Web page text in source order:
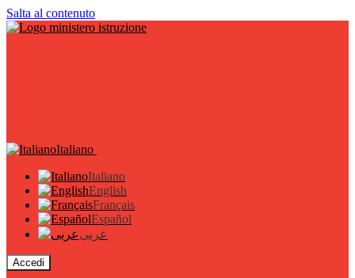
Salta al contenuto
Italiano
Italiano
English
Français
Español
عربى
Accedi